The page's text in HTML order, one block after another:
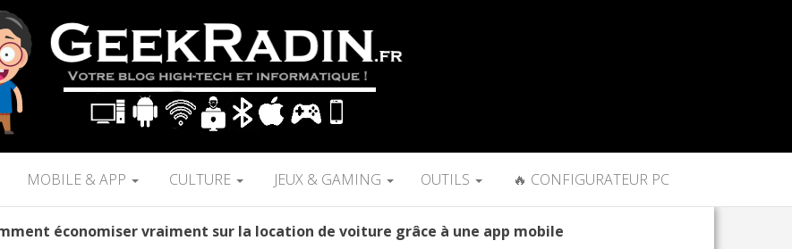
MOBILE & APP CULTURE JEUX & GAMING OUTILS 🔥 CONFIGURATEUR PC
économiser vraiment sur la location de voiture grâce à une app mobile